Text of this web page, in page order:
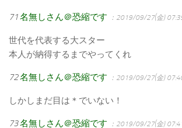
71名無しさん＠恐縮です ：2019/09/27(金)
世代を代表する大スター
本人が納得するまでやってくれ
72名無しさん＠恐縮です ：2019/09/27(金)
しかしまだ目は＊でいない！
73名無しさん＠恐縮です ：2019/09/27(金)